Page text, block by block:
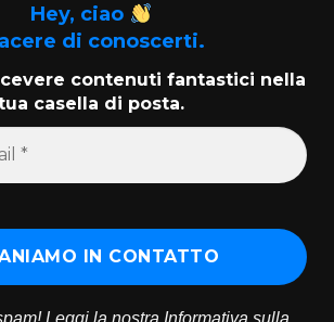
Hey, ciao
di conoscerti.
contenuti fantastici nella
casella di posta.